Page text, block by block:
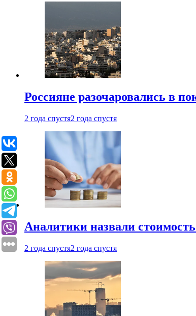
Россияне разочаровались в
2 года спустя2 года спустя
Аналитики назвали
2 года спустя2 года спустя